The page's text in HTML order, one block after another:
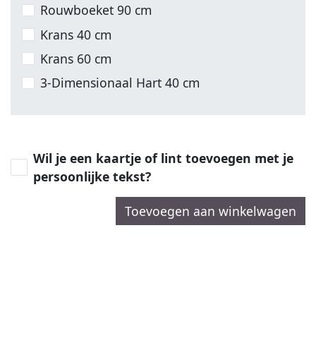
Rouwboeket 90 cm
Krans 40 cm
Krans 60 cm
3-Dimensionaal Hart 40 cm
Wil je een kaartje of lint toevoegen met je
persoonlijke tekst?
Toevoegen aan winkelwagen